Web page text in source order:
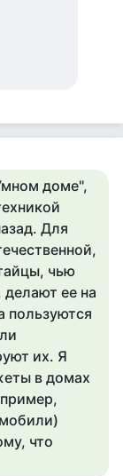
доме",
Для
чью
ее на
пользуются
их. Я
в домах
что